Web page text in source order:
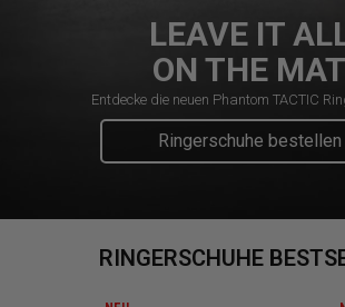
LEAVE IT
ON THE MAT
Entdecke die neuen Phantom TACTIC
Ringerschuhe bestellen
RINGERSCHUHE